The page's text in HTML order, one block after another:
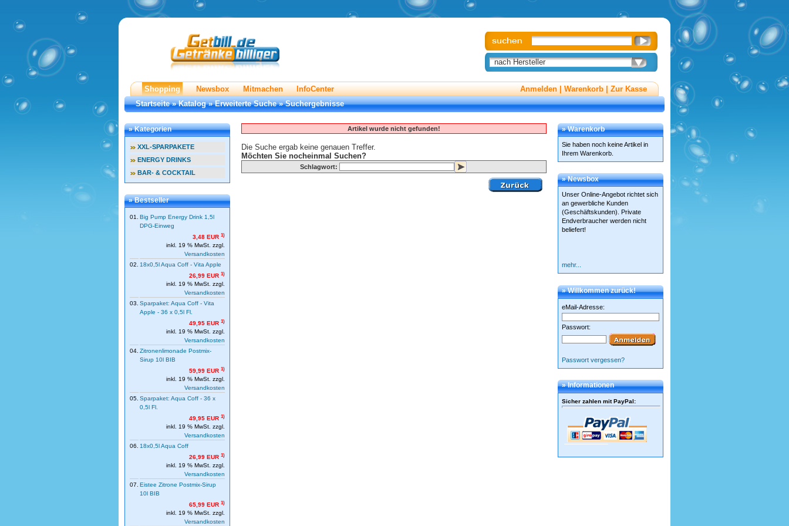
nach Hersteller
Shopping Newsbox Mitmachen InfoCenter Anmelden|Warenkorb|Zur Kasse
Startseite»Katalog»Erweiterte Suche»Suchergebnisse
» Kategorien
XXL-SPARPAKETE
ENERGY DRINKS
BAR- & COCKTAIL
» Bestseller
01. Big Pump Energy Drink 1,5l
DPG-Einweg
3,48 EUR 1)
inkl. 19 % MwSt. zzgl.
Versandkosten
02. 18x0,5l Aqua Coff - Vita Apple
26,99 EUR 1)
inkl. 19 % MwSt. zzgl.
Versandkosten
03. Sparpaket: Aqua Coff - Vita
Apple - 36 x 0,5l Fl.
49,95 EUR 1)
inkl. 19 % MwSt. zzgl.
Versandkosten
04. Zitronenlimonade Postmix-
Sirup 10l BIB
59,99 EUR 1)
inkl. 19 % MwSt. zzgl.
Versandkosten
05. Sparpaket: Aqua Coff - 36 x
0,5l Fl.
49,95 EUR 1)
inkl. 19 % MwSt. zzgl.
Versandkosten
06. 18x0,5l Aqua Coff
26,99 EUR 1)
inkl. 19 % MwSt. zzgl.
Versandkosten
07. Eistee Zitrone Postmix-Sirup
10l BIB
65,99 EUR 1)
inkl. 19 % MwSt. zzgl.
Versandkosten
Artikel wurde nicht gefunden!
Die Suche ergab keine genauen Treffer.
Möchten Sie nocheinmal Suchen?
Schlagwort:
» Warenkorb
Sie haben noch keine Artikel in
Ihrem Warenkorb.
» Newsbox
Unser Online-Angebot richtet sich
an gewerbliche Kunden
(Geschäftskunden). Private
Endverbraucher werden nicht
beliefert!
mehr...
» Willkommen zurück!
eMail-Adresse:
Passwort:
Passwort vergessen?
» Informationen
Sicher zahlen mit PayPal: